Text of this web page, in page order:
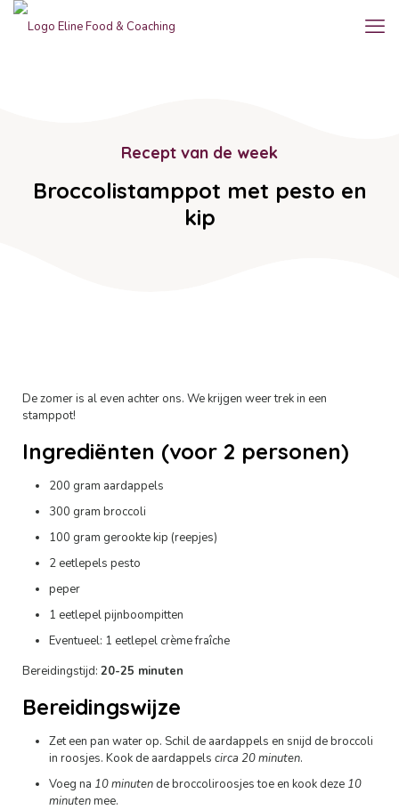
Recept van de week
Broccolistamppot met pesto en
kip
De zomer is al even achter ons. We krijgen weer trek in een
stamppot!
Ingrediënten (voor 2 personen)
200 gram aardappels
300 gram broccoli
100 gram gerookte kip (reepjes)
2 eetlepels pesto
peper
1 eetlepel pijnboompitten
Eventueel: 1 eetlepel crème fraîche
Bereidingstijd: 20-25 minuten
Bereidingswijze
Zet een pan water op. Schil de aardappels en snijd de broccoli
in roosjes. Kook de aardappels circa 20 minuten.
Voeg na 10 minuten de broccoliroosjes toe en kook deze 10
minutenmee.